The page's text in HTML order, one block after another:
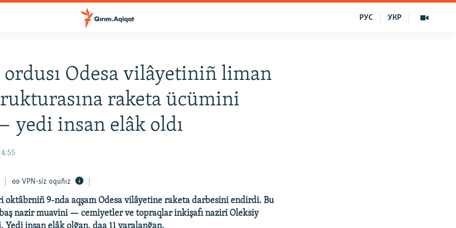
УКР
РУС
ordusı Odesa vilâyetiniñ liman
raketa ücümini
yedi insan elâk oldı
VPN-siz oquñız
oktâbrniñ 9-nda aqşam Odesa vilâyetine raketa darbesini endirdi. Bu
nazir muavini — cemiyetler ve topraqlar inkişafı naziri Oleksiy